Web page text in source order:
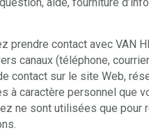
prendre contact avec VAN
canaux (téléphone,
contact sur le site Web,
à caractère personnel que
ne sont utilisées que pour